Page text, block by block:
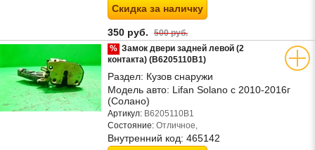
Скидка за наличку
350 руб. 500 руб.
% Замок двери задней левой (2
контакта) (B6205110B1)
Раздел: Кузов снаружи
Модель авто: Lifan Solano с 2010-2016г
(Солано)
Артикул: B6205110B1
Состояние: Отличное,
Внутренний код: 465142